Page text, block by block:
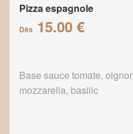
Pizza espagnole
Dès 15.00 €
Base sauce tomate,
mozzarella, basilic